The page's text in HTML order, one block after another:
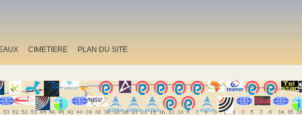
CIMETIERE PLAN DU SITE